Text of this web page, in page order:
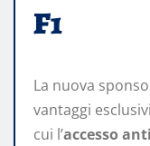
F1
La nuova
vantaggi
cui l’accesso